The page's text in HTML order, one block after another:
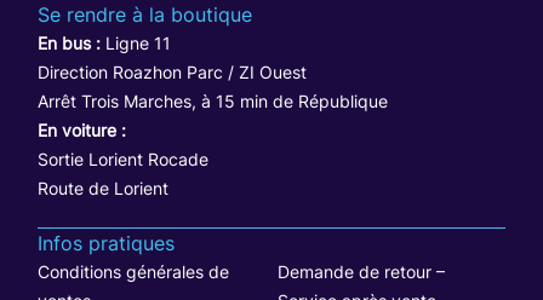
Se rendre à la boutique
En bus : Ligne 11
Direction Roazhon Parc / ZI Ouest
Arrêt Trois Marches, à 15 min de République
En voiture :
Sortie Lorient Rocade
Route de Lorient
Infos pratiques
Conditions générales de
Demande de retour –